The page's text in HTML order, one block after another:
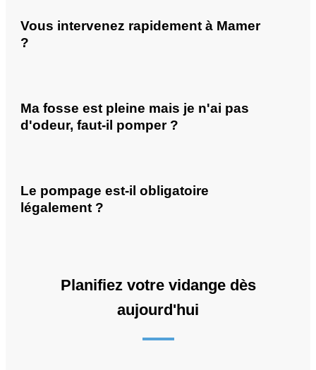
Vous intervenez rapidement à Mamer
?
Ma fosse est pleine mais je n'ai pas
d'odeur, faut-il pomper ?
Le pompage est-il obligatoire
légalement ?
Planifiez votre vidange dès
aujourd'hui